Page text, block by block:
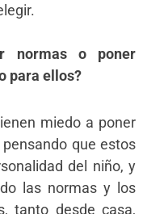
normas o poner
para ellos?
miedo a poner
que estos
del niño, y
las normas y los
tanto desde casa,